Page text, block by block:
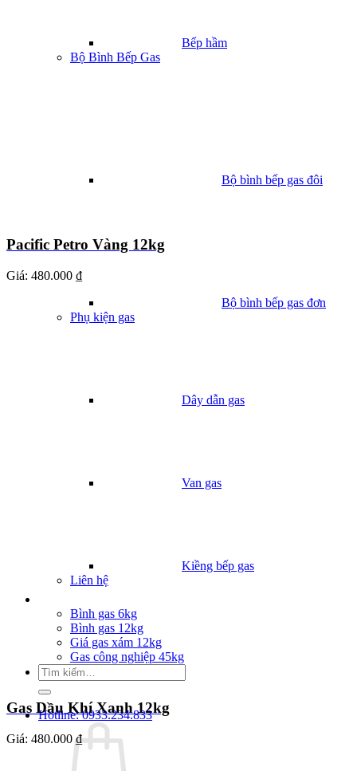
Bếp hầm
Bộ Bình Bếp Gas
Bộ bình bếp gas đôi
Bộ bình bếp gas đơn
Phụ kiện gas
Dây dẫn gas
Van gas
Kiềng bếp gas
Liên hệ
Bình gas 6kg
Bình gas 12kg
Giá gas xám 12kg
Gas công nghiệp 45kg
Tìm
kiếm:
Hotline: 0933.234.833
Pacific Petro Vàng 12kg
Giá: 480.000 ₫
Gas Dầu Khí Xanh 12kg
Giá: 480.000 ₫